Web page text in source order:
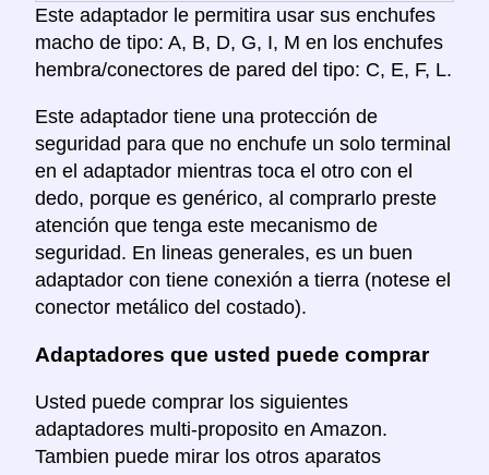
Este adaptador le permitira usar sus enchufes
macho de tipo: A, B, D, G, I, M en los enchufes
hembra/conectores de pared del tipo: C, E, F, L.
Este adaptador tiene una protección de
seguridad para que no enchufe un solo terminal
en el adaptador mientras toca el otro con el
dedo, porque es genérico, al comprarlo preste
atención que tenga este mecanismo de
seguridad. En lineas generales, es un buen
adaptador con tiene conexión a tierra (notese el
conector metálico del costado).
Adaptadores que usted puede comprar
Usted puede comprar los siguientes
adaptadores multi-proposito en Amazon.
Tambien puede mirar los otros aparatos